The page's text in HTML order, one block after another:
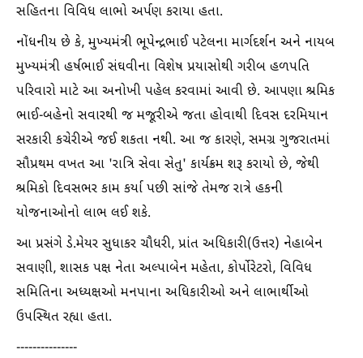
સહિતના વિવિધ લાભો અર્પણ કરાયા હતા.
નોંધનીય છે કે, મુખ્યમંત્રી ભૂપેન્દ્રભાઈ પટેલના માર્ગદર્શન અને નાયબ
મુખ્યમંત્રી હર્ષભાઈ સંઘવીના વિશેષ પ્રયાસોથી ગરીબ હળપતિ
પરિવારો માટે આ અનોખી પહેલ કરવામાં આવી છે. આપણા શ્રમિક
ભાઈ-બહેનો સવારથી જ મજૂરીએ જતા હોવાથી દિવસ દરમિયાન
સરકારી કચેરીએ જઈ શકતા નથી. આ જ કારણે, સમગ્ર ગુજરાતમાં
સૌપ્રથમ વખત આ 'રાત્રિ સેવા સેતુ' કાર્યક્રમ શરૂ કરાયો છે, જેથી
શ્રમિકો દિવસભર કામ કર્યા પછી સાંજે તેમજ રાત્રે હકની
યોજનાઓનો લાભ લઈ શકે.
આ પ્રસંગે ડે.મેયર સુધાકર ચૌધરી, પ્રાંત અધિકારી(ઉત્તર) નેહાબેન
સવાણી, શાસક પક્ષ નેતા અલ્પાબેન મહેતા, કોર્પોરેટરો, વિવિધ
સમિતિના અધ્યક્ષઓ મનપાના અધિકારીઓ અને લાભાર્થીઓ
ઉપસ્થિત રહ્યા હતા.
---------------